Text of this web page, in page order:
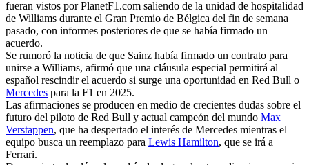
fueran vistos por PlanetF1.com saliendo de la unidad de hospitalidad
de Williams durante el Gran Premio de Bélgica del fin de semana
pasado, con informes posteriores de que se había firmado un
acuerdo.
Se rumoró la noticia de que Sainz había firmado un contrato para
unirse a Williams, afirmó que una cláusula especial permitirá al
español rescindir el acuerdo si surge una oportunidad en Red Bull o
Mercedes para la F1 en 2025.
Las afirmaciones se producen en medio de crecientes dudas sobre el
futuro del piloto de Red Bull y actual campeón del mundo Max
Verstappen, que ha despertado el interés de Mercedes mientras el
equipo busca un reemplazo para Lewis Hamilton, que se irá a
Ferrari.